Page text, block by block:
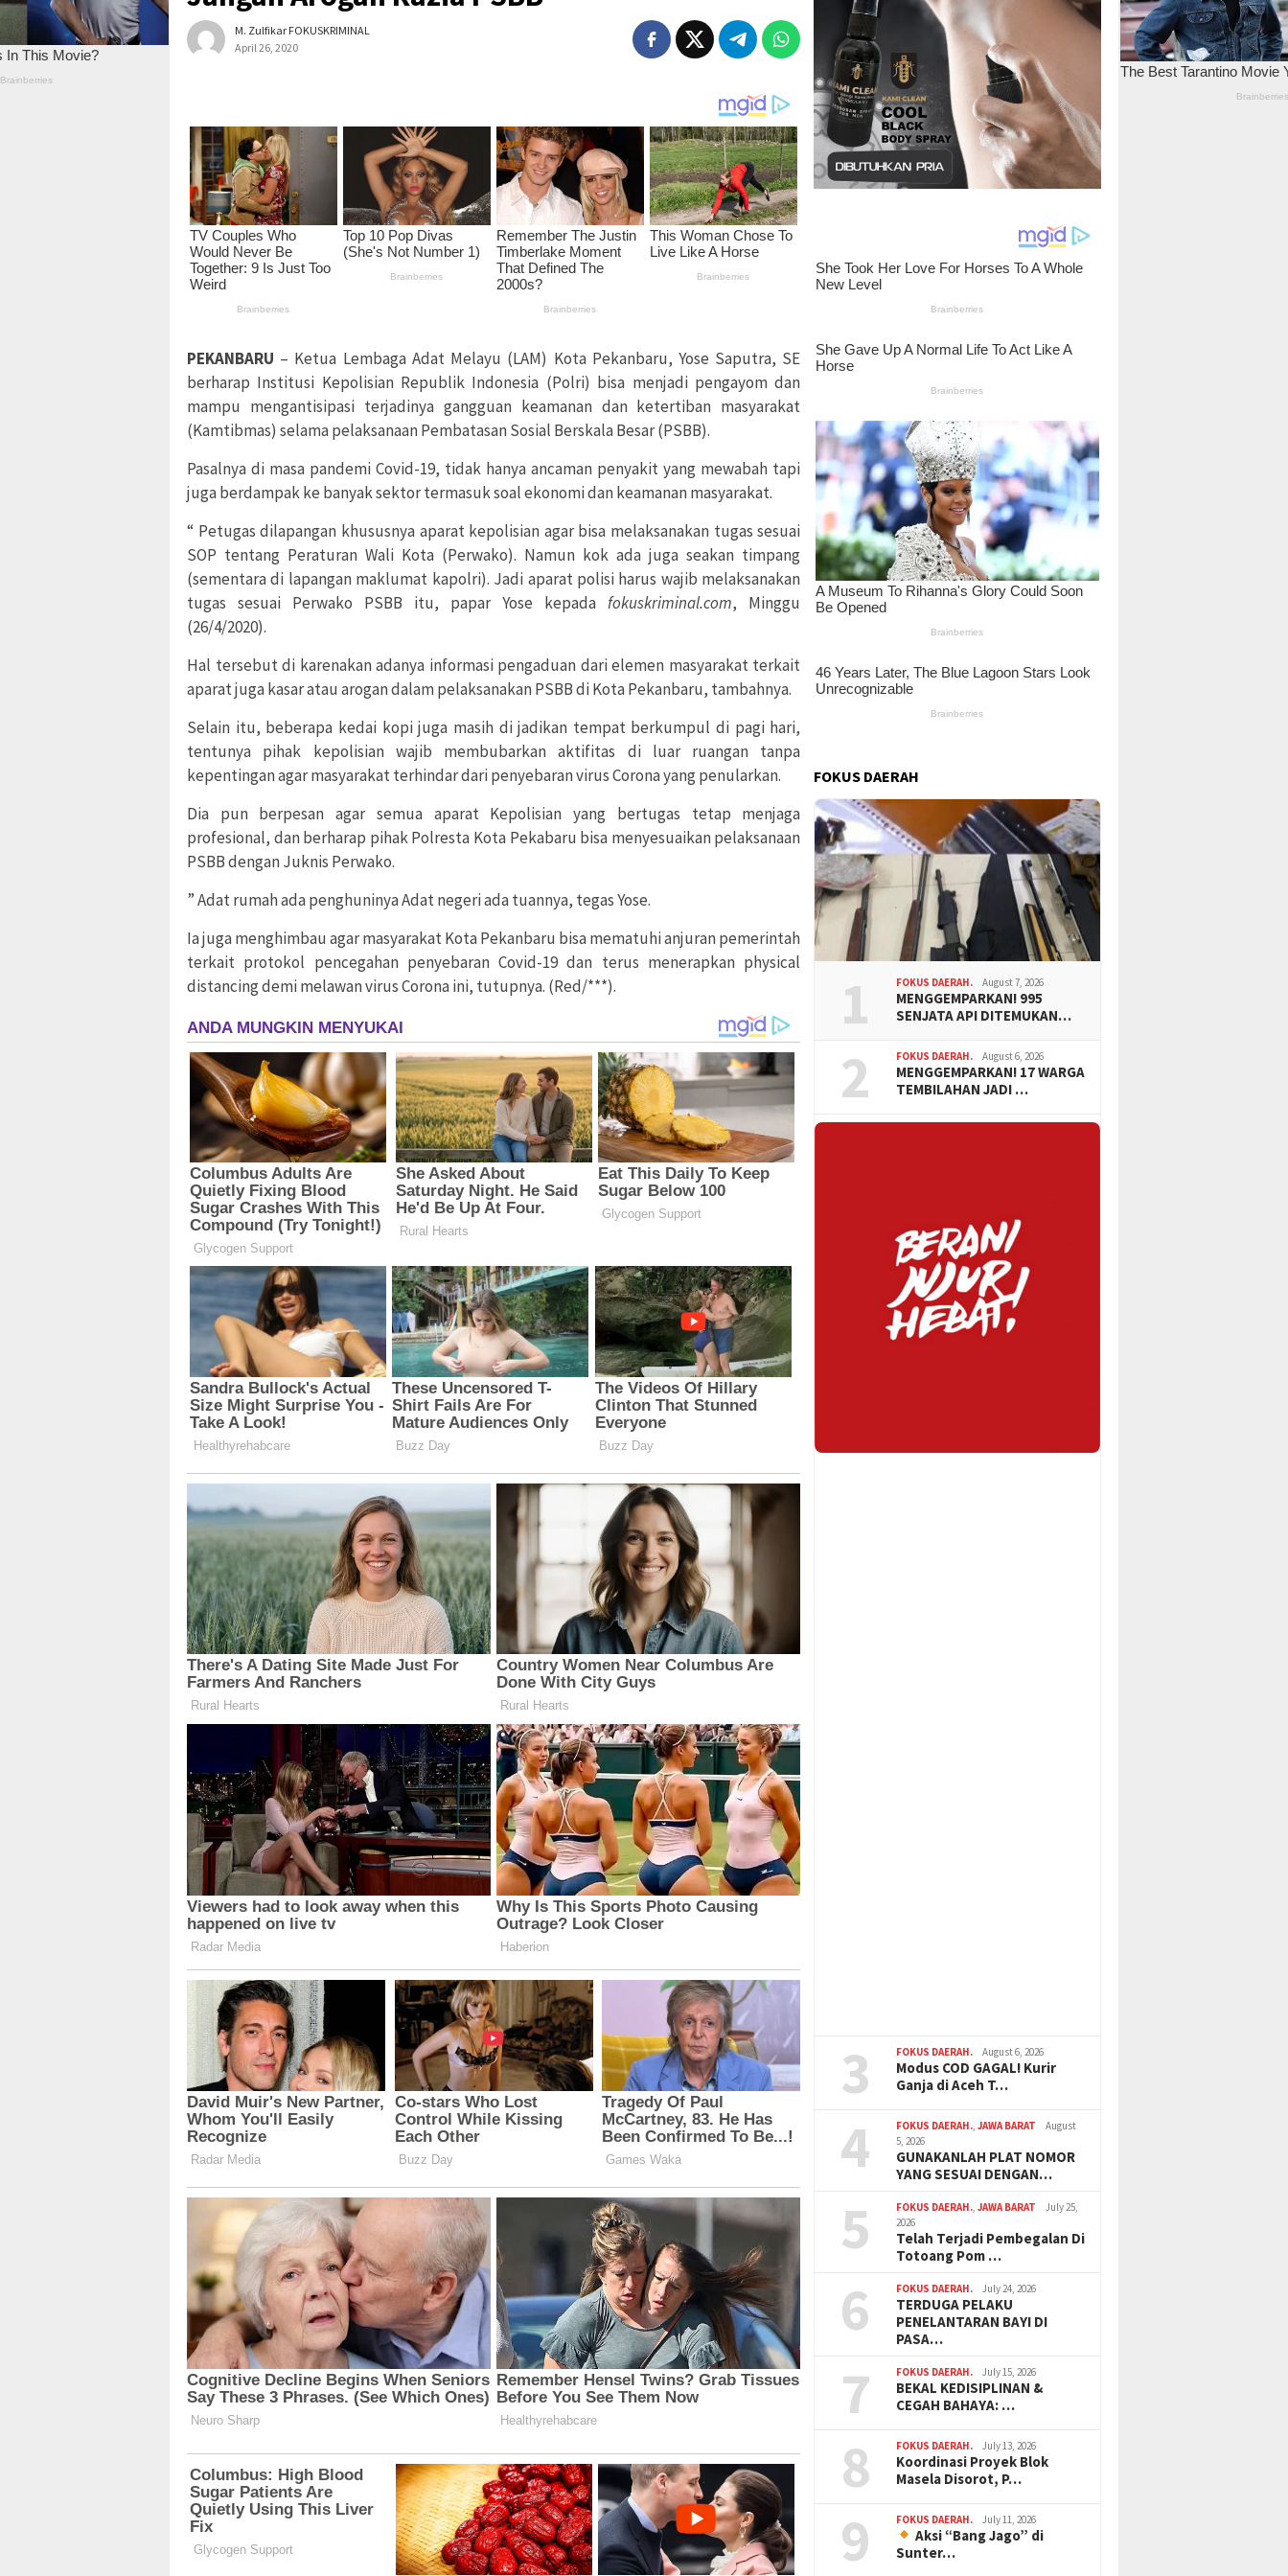
M. Zulfikar FOKUSKRIMINAL
April 26, 2020
PEKANBARU – Ketua Lembaga Adat Melayu (LAM) Kota Pekanbaru, Yose Saputra, SE
berharap Institusi Kepolisian Republik Indonesia (Polri) bisa menjadi pengayom dan
mampu mengantisipasi terjadinya gangguan keamanan dan ketertiban masyarakat
(Kamtibmas) selama pelaksanaan Pembatasan Sosial Berskala Besar (PSBB).
Pasalnya di masa pandemi Covid-19, tidak hanya ancaman penyakit yang mewabah tapi
juga berdampak ke banyak sektor termasuk soal ekonomi dan keamanan masyarakat.
“ Petugas dilapangan khususnya aparat kepolisian agar bisa melaksanakan tugas sesuai
SOP tentang Peraturan Wali Kota (Perwako). Namun kok ada juga seakan timpang
(sementara di lapangan maklumat kapolri). Jadi aparat polisi harus wajib melaksanakan
tugas sesuai Perwako PSBB itu, papar Yose kepadafokuskriminal.com, Minggu
(26/4/2020).
Hal tersebut di karenakan adanya informasi pengaduan dari elemen masyarakat terkait
aparat juga kasar atau arogan dalam pelaksanakan PSBB di Kota Pekanbaru, tambahnya.
Selain itu, beberapa kedai kopi juga masih di jadikan tempat berkumpul di pagi hari,
tentunya pihak kepolisian wajib membubarkan aktifitas di luar ruangan tanpa
kepentingan agar masyarakat terhindar dari penyebaran virus Corona yang penularkan.
Dia pun berpesan agar semua aparat Kepolisian yang bertugas tetap menjaga
profesional, dan berharap pihak Polresta Kota Pekabaru bisa menyesuaikan pelaksanaan
PSBB dengan Juknis Perwako.
” Adat rumah ada penghuninya Adat negeri ada tuannya, tegas Yose.
Ia juga menghimbau agar masyarakat Kota Pekanbaru bisa mematuhi anjuran pemerintah
terkait protokol pencegahan penyebaran Covid-19 dan terus menerapkan physical
distancing demi melawan virus Corona ini, tutupnya. (Red/***).
FOKUS DAERAH
1 FOKUS DAERAH. August 7, 2026
MENGGEMPARKAN! 995
SENJATA API DITEMUKAN…
2 FOKUS DAERAH. August 6, 2026
MENGGEMPARKAN! 17 WARGA
TEMBILAHAN JADI …
3 FOKUS DAERAH. August 6, 2026
Modus COD GAGAL! Kurir
Ganja di Aceh T…
4 FOKUS DAERAH. ,JAWA BARAT
August
5, 2026
GUNAKANLAH PLAT NOMOR
YANG SESUAI DENGAN…
5 FOKUS DAERAH. ,JAWA BARAT
July 25,
2026
Telah Terjadi Pembegalan Di
Totoang Pom …
6 FOKUS DAERAH. July 24, 2026
TERDUGA PELAKU
PENELANTARAN BAYI DI
PASA…
7 FOKUS DAERAH. July 15, 2026
BEKAL KEDISIPLINAN &
CEGAH BAHAYA: …
8 FOKUS DAERAH. July 13, 2026
Koordinasi Proyek Blok
Masela Disorot, P…
9 FOKUS DAERAH. July 11, 2026
Aksi “Bang Jago” di
Sunter…